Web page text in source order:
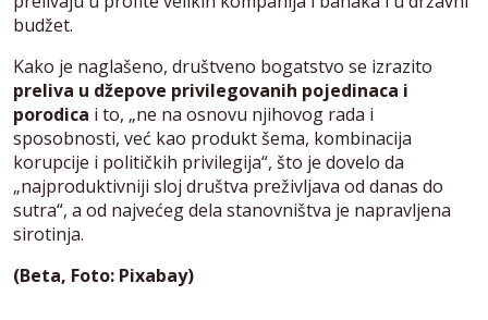
budžet.
Kako je naglašeno, društveno bogatstvo se izrazito
preliva u džepove privilegovanih pojedinaca i
porodica i to, „ne na osnovu njihovog rada i
sposobnosti, već kao produkt šema, kombinacija
korupcije i političkih privilegija“, što je dovelo da
„najproduktivniji sloj društva preživljava od danas do
sutra“, a od najvećeg dela stanovništva je napravljena
sirotinja.
(Beta, Foto: Pixabay)